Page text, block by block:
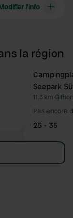
l’info
la région
PréféréSeepark
11,3 km•
Pas encore
25 - 35